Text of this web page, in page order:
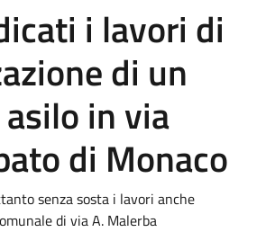
i lavori di
di un
in via
di Monaco
senza sosta i lavori anche
di via A. Malerba